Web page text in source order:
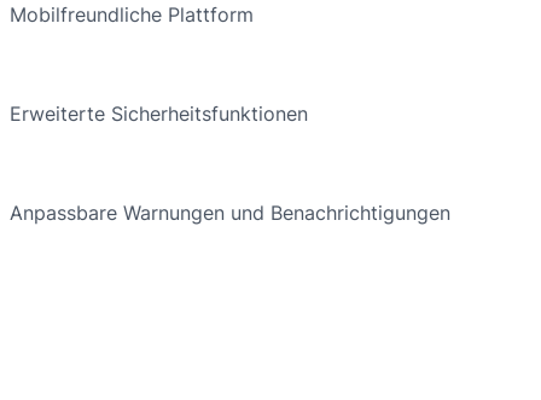
Mobilfreundliche Plattform
Erweiterte Sicherheitsfunktionen
Anpassbare Warnungen und Benachrichtigungen